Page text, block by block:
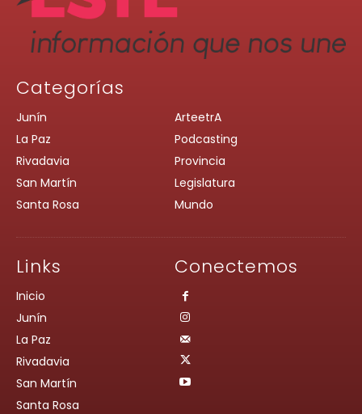
Categorías
Junín
La Paz
Rivadavia
San Martín
Santa Rosa
ArteetrA
Podcasting
Provincia
Legislatura
Mundo
Links
Inicio
Junín
La Paz
Rivadavia
San Martín
Santa Rosa
Conectemos